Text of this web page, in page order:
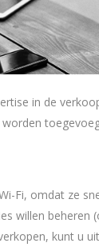
in de
Fi, omdat ze
willen beheren
kunt u